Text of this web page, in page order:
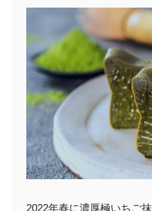
2022年春に濃厚極いちご